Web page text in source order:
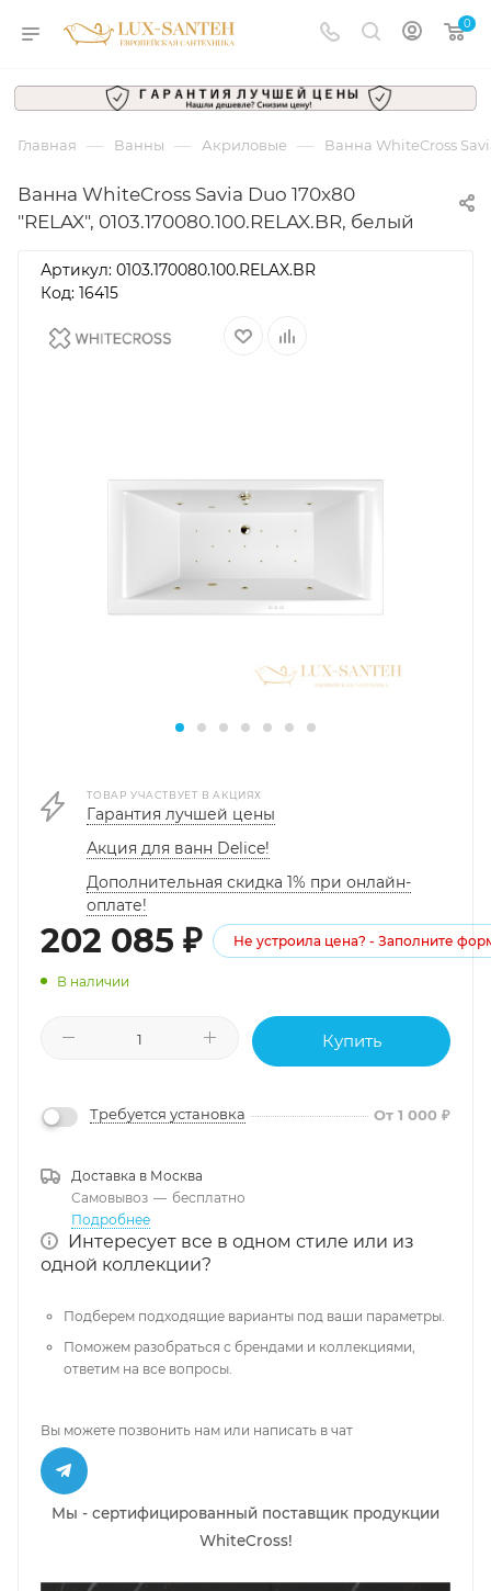
0
Главная — Ванны — Акриловые — Ванна WhiteCross
Ванна WhiteCross Savia Duo 170x80
"RELAX", 0103.170080.100.RELAX.BR, белый
Артикул: 0103.170080.100.RELAX.BR
Код: 16415
ТОВАР УЧАСТВУЕТ В АКЦИЯХ
Гарантия лучшей цены
Акция для ванн Delice!
Дополнительная скидка 1% при онлайн-
оплате!
202 085 ₽ Не устроила цена? - Заполните
В наличии
Купить
Требуется установка От 1 000 ₽
Доставка в Москва
Самовывоз — бесплатно
Подробнее
Интересует все в одном стиле или из
одной коллекции?
Подберем подходящие варианты под ваши параметры.
Поможем разобраться с брендами и коллекциями,
ответим на все вопросы.
Вы можете позвонить нам или написать в чат
Мы - сертифицированный поставщик продукции
WhiteCross!